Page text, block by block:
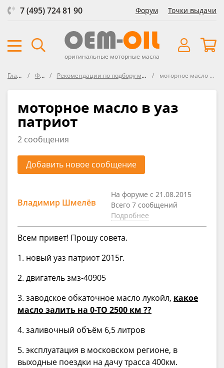
7 (495) 724 81 90 Форум Точки выдачи
оригинальные моторные масла
Главная Форум Рекомендации по подбору масла в УАЗ Патриот моторное масло в уаз патриот
моторное масло в уаз
патриот
2 сообщения
Добавить новое сообщение
Владимир Шмелёв
На форуме с 21.08.2015
Всего 7 сообщений
Подробнее
Всем привет! Прошу совета.
1. новый уаз патриот 2015г.
2. двигатель змз-40905
3. заводское обкаточное масло лукойл, какое
масло залить на 0-ТО 2500 км ??
4. заливочный объём 6,5 литров
5. эксплуатация в московском регионе, в
выходные поездки на дачу трасса 400км.